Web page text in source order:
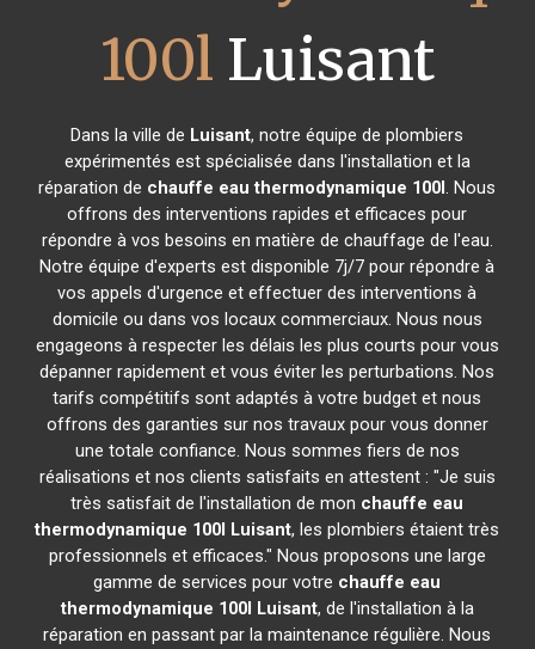
100l Luisant
Dans la ville de Luisant, notre équipe de plombiers
expérimentés est spécialisée dans l'installation et la
réparation de chauffe eau thermodynamique 100l. Nous
offrons des interventions rapides et efficaces pour
répondre à vos besoins en matière de chauffage de l'eau.
Notre équipe d'experts est disponible 7j/7 pour répondre à
vos appels d'urgence et effectuer des interventions à
domicile ou dans vos locaux commerciaux. Nous nous
engageons à respecter les délais les plus courts pour vous
dépanner rapidement et vous éviter les perturbations. Nos
tarifs compétitifs sont adaptés à votre budget et nous
offrons des garanties sur nos travaux pour vous donner
une totale confiance. Nous sommes fiers de nos
réalisations et nos clients satisfaits en attestent : "Je suis
très satisfait de l'installation de mon chauffe eau
thermodynamique 100l Luisant, les plombiers étaient très
professionnels et efficaces." Nous proposons une large
gamme de services pour votre chauffe eau
thermodynamique 100l Luisant, de l'installation à la
réparation en passant par la maintenance régulière. Nous